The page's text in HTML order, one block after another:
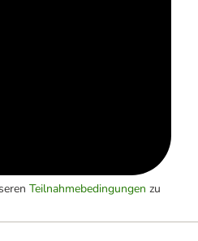
Teilnahmebedingungen zu